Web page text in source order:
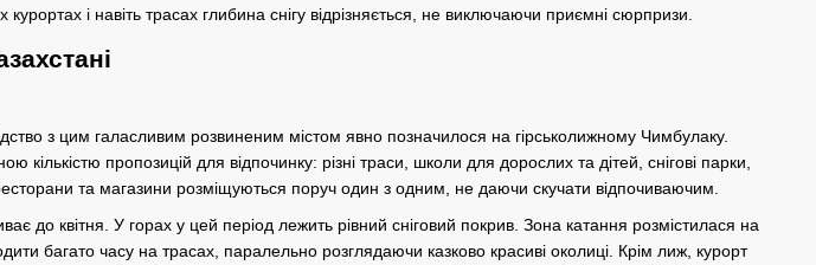
і навіть трасах глибина снігу відрізняється, не виключаючи приємні сюрпризи.
з цим галасливим розвиненим містом явно позначилося на гірськолижному Чимбулаку.
пропозицій для відпочинку: різні траси, школи для дорослих та дітей, снігові парки,
та магазини розміщуються поруч один з одним, не даючи скучати відпочиваючим.
до квітня. У горах у цей період лежить рівний сніговий покрив. Зона катання розмістилася на
багато часу на трасах, паралельно розглядаючи казково красиві околиці. Крім лиж, курорт